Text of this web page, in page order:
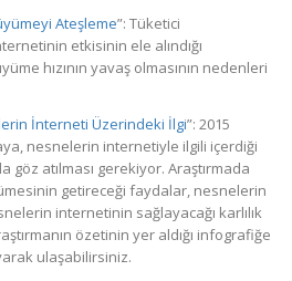
Ateşleme”: Tüketici
etkisinin ele alındığı
hızının yavaş olmasının nedenleri
İnterneti Üzerindeki İlgi”: 2015
nesnelerin internetiyle ilgili içerdiği
atılması gerekiyor. Araştırmada
getireceği faydalar, nesnelerin
internetinin sağlayacağı karlılık
özetinin yer aldığı infografiğe
ulaşabilirsiniz.